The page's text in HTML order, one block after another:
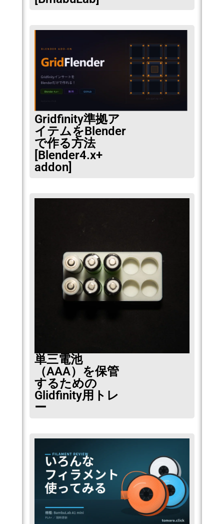
Gridfinity準拠ア
イテムをBlender
で作る方法
[Blender4.x+
addon]
単三電池
（AAA）を保管
するための
Glidfinity用トレ
ー